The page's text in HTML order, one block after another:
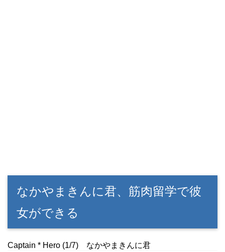
なかやまきんに君、筋肉留学で彼
女ができる
Captain * Hero (1/7) なかやまきんに君